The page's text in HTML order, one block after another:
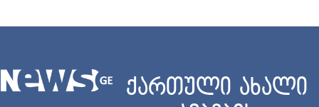
ქართული ახალი